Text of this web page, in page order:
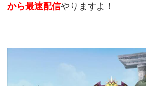
から最速配信やりますよ！